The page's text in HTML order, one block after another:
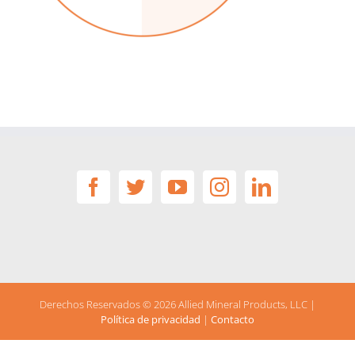
Derechos Reservados ©2026 Allied Mineral Products, LLC |
Política de privacidad | Contacto